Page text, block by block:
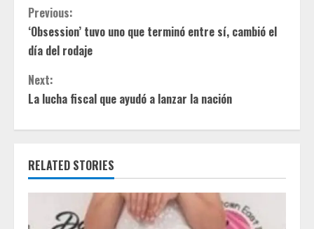
C
o
n
t
i
n
u
Previous:
‘Obsession’ tuvo uno que terminó entre sí, cambió el
día del rodaje
Next:
La lucha fiscal que ayudó a lanzar la nación
RELATED STORIES